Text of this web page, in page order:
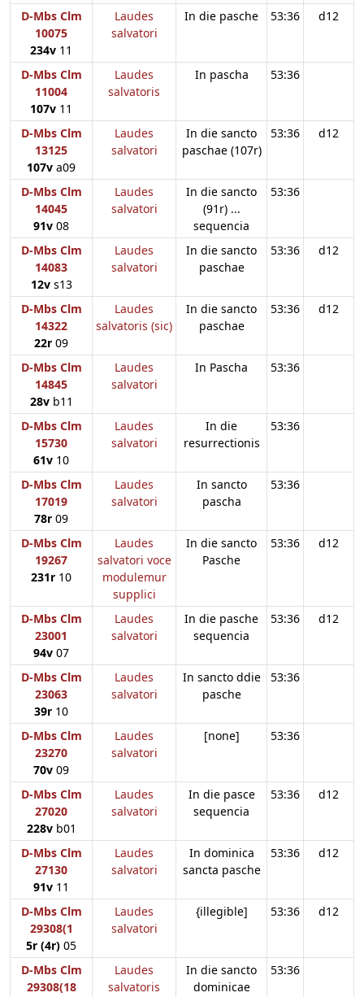
D-Mbs Clm
10075
234v 11
Laudes
salvatori
In die pasche 53:36 d12
D-Mbs Clm
11004
107v 11
Laudes
salvatoris
In pascha 53:36
D-Mbs Clm
13125
107v a09
Laudes
salvatori
In die sancto
paschae (107r)
53:36 d12
D-Mbs Clm
14045
91v 08
Laudes
salvatori
In die sancto
(91r) ...
sequencia
53:36
D-Mbs Clm
14083
12vs13
Laudes
salvatori
In die sancto
paschae
53:36 d12
D-Mbs Clm
14322
22r 09
Laudes
salvatoris (sic)
In die sancto
paschae
53:36 d12
D-Mbs Clm
14845
28vb11
Laudes
salvatori
In Pascha 53:36
D-Mbs Clm
15730
61v 10
Laudes
salvatori
In die
resurrectionis
53:36
D-Mbs Clm
17019
78r 09
Laudes
salvatori
In sancto
pascha
53:36
D-Mbs Clm
19267
231r 10
Laudes
salvatori voce
modulemur
supplici
In die sancto
Pasche
53:36 d12
D-Mbs Clm
23001
94v 07
Laudes
salvatori
In die pasche
sequencia
53:36 d12
D-Mbs Clm
23063
39r 10
Laudes
salvatori
In sancto ddie
pasche
53:36
D-Mbs Clm
23270
70v 09
Laudes
salvatori
[none] 53:36
D-Mbs Clm
27020
228vb01
Laudes
salvatori
In die pasce
sequencia
53:36 d12
D-Mbs Clm
27130
91v 11
Laudes
salvatori
In dominica
sancta pasche
53:36 d12
D-Mbs Clm
29308(1
5r (4r) 05
Laudes
salvatori
{illegible] 53:36 d12
D-Mbs Clm
29308(18
Laudes
salvatoris
In die sancto
dominicae
53:36